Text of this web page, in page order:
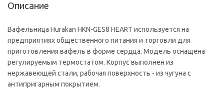
Описание
Вафельница Hurakan HKN-GES8 HEART используется на
предприятиях общественного питания и торговли для
приготовления вафель в форме сердца. Модель оснащена
регулируемым термостатом. Корпус выполнен из
нержавеющей стали, рабочая поверхность - из чугуна с
антипригарным покрытием.